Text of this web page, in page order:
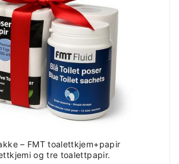
– FMT toalettkjem+papir
og tre toalettpapir.